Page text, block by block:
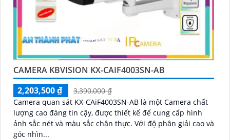
CAMERA KBVISION KX-CAIF4003SN-AB
2,203,500 ₫
3,390,000 ₫
Camera quan sát KX-CAiF4003SN-AB là một Camera chất
lượng cao đáng tin cậy, được thiết kế để cung cấp hình
ảnh sắc nét và màu sắc chân thực. Với độ phân giải cao và
góc nhìn...